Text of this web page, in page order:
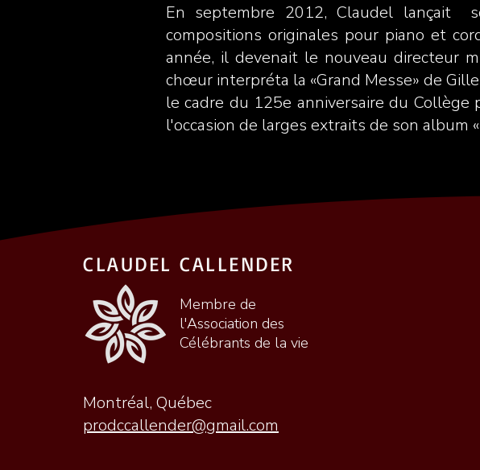
En septembre 2012, Claudel lançait
compositions originales pour piano et
année, il devenait le nouveau directeur
chœur interpréta la «Grand Messe» de
le cadre du 125e anniversaire du
l'occasion de larges extraits de son album
CLAUDEL CALLENDER
Membre de
l'Association des
Célébrants de la vie
Montréal, Québec
prodccallender@gmail.com